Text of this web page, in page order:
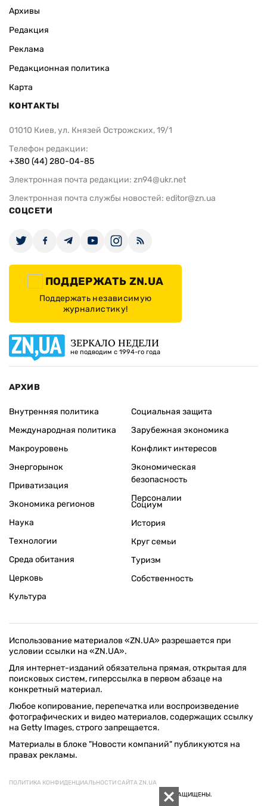
Архивы
Редакция
Реклама
Редакционная политика
Карта
КОНТАКТЫ
01010 Киев, ул. Князей Острожских, 19/1
Телефон редакции:
+380 (44) 280-04-85
Электронная почта редакции: zn94@ukr.net
Электронная почта службы новостей: editor@zn.ua
СОЦСЕТИ
ПОДДЕРЖАТЬ ZN.UA
Поддержать независимую
журналистику!
ЗЕРКАЛО НЕДЕЛИ
не подводим с 1994-го года
АРХИВ
Внутренняя политика
Международная политика
Макроуровень
Энергорынок
Приватизация
Экономика регионов
Социальная защита
Зарубежная экономика
Конфликт интересов
Экономическая
безопасность
Персоналии
Наука
Технологии
Среда обитания
Церковь
Культура
Социум
История
Круг семьи
Туризм
Собственность
Использование материалов «ZN.UA» разрешается при
условии ссылки на «ZN.UA».
Для интернет-изданий обязательна прямая, открытая для
поисковых систем, гиперссылка в первом абзаце на
конкретный материал.
Любое копирование, перепечатка или воспроизведение
фотографических и видео материалов, содержащих ссылку
на Getty Images, строго запрещается.
Материалы в блоке "Новости компаний" публикуются на
правах рекламы.
ПОЛИТИКА КОНФИДЕНЦИАЛЬНОСТИ САЙТА ZN.UA
© 1994–2026 «ЗЕРКАЛО НЕДЕЛИ. УКРАИНА». ВСЕ ПРАВА ЗАЩИЩЕНЫ.